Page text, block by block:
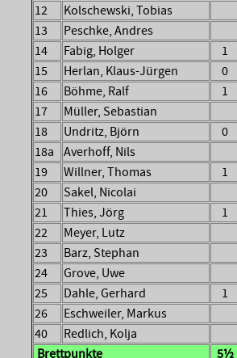
12
Kolschewski, Tobias
13
Peschke, Andres
14
Fabig, Holger 1
15
Herlan, Klaus-Jürgen 0
16
Böhme, Ralf 1
17
Müller, Sebastian
18
Undritz, Björn 0
18a
Averhoff, Nils
19
Willner, Thomas 1
20
Sakel, Nicolai
21
Thies, Jörg 1
22
Meyer, Lutz
23
Barz, Stephan
24
Grove, Uwe
25
Dahle, Gerhard 1
26
Eschweiler, Markus
40
Redlich, Kolja
Brettpunkte
5½